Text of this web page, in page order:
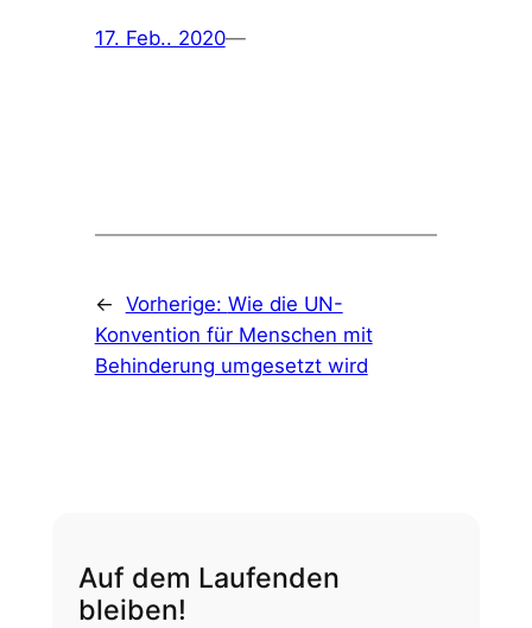
17. Feb.. 2020—
← Vorherige: Wie die UN-
Konvention für Menschen mit
Behinderung umgesetzt wird
Auf dem Laufenden
bleiben!